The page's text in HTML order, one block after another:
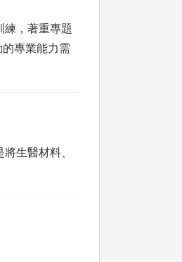
練，著重專題
專業能力需
生醫材料、